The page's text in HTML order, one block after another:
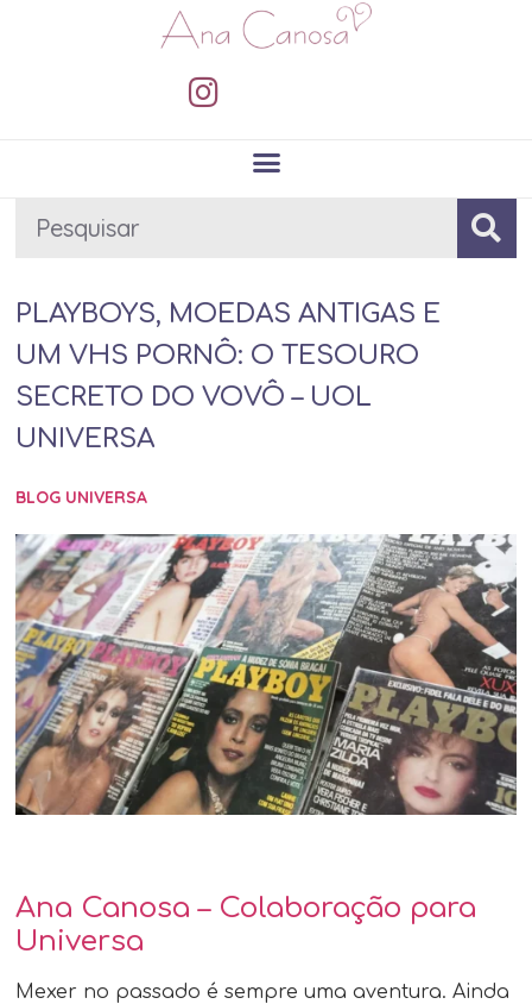
PLAYBOYS, MOEDAS ANTIGAS E
UM VHS PORNÔ: O TESOURO
SECRETO DO VOVÔ – UOL
UNIVERSA
BLOG UNIVERSA
Ana Canosa – Colaboração para
Universa
Mexer no passado é sempre uma aventura. Ainda